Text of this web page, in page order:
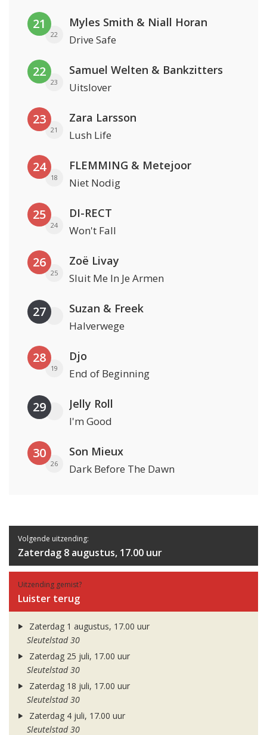
21
22
Myles Smith & Niall Horan
Drive Safe
22
23
Samuel Welten & Bankzitters
Uitslover
23
21
Zara Larsson
Lush Life
24
18
FLEMMING & Metejoor
Niet Nodig
25
24
DI-RECT
Won't Fall
26
25
Zoë Livay
Sluit Me In Je Armen
27 Suzan & Freek
Halverwege
28
19
Djo
End of Beginning
29 Jelly Roll
I'm Good
30
26
Son Mieux
Dark Before The Dawn
Volgende uitzending:
Zaterdag 8 augustus, 17.00 uur
Uitzending gemist?
Luister terug
Zaterdag 1 augustus, 17.00 uur
Sleutelstad 30
Zaterdag 25 juli, 17.00 uur
Sleutelstad 30
Zaterdag 18 juli, 17.00 uur
Sleutelstad 30
Zaterdag 4 juli, 17.00 uur
Sleutelstad 30